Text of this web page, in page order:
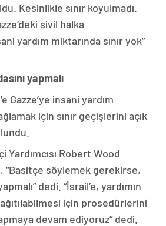
Kesinlikle sınır koyulmadı.
sivil halka
yardım miktarında sınır yok”
yapmalı
Gazze’ye insani yardım
için sınır geçişlerini açık
Yardımcısı Robert Wood
“Basitçe söylemek gerekirse,
dedi. “İsrail’e, yardımın
için prosedürlerini
devam ediyoruz” dedi.